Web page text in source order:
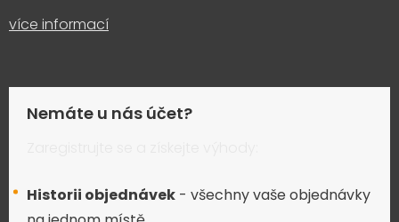
více informací
Nemáte u nás účet?
Historii objednávek - všechny vaše objednávky